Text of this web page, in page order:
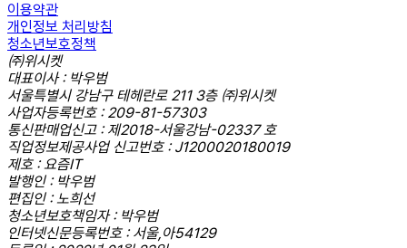
이용약관
개인정보 처리방침
청소년보호정책
㈜위시켓
대표이사 : 박우범
서울특별시 강남구 테헤란로 211 3층 ㈜위시켓
사업자등록번호 : 209-81-57303
통신판매업신고 : 제2018-서울강남-02337 호
직업정보제공사업 신고번호 : J1200020180019
제호 : 요즘IT
발행인 : 박우범
편집인 : 노희선
청소년보호책임자 : 박우범
인터넷신문등록번호 : 서울,아54129